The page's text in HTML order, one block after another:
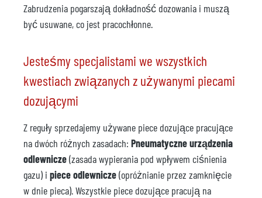
Zabrudzenia pogarszają dokładność dozowania i muszą
być usuwane, co jest pracochłonne.
Jesteśmy specjalistami we wszystkich
kwestiach związanych z używanymi piecami
dozującymi
Z reguły sprzedajemy używane piece dozujące pracujące
na dwóch różnych zasadach: Pneumatyczne urządzenia
odlewnicze(zasada wypierania pod wpływem ciśnienia
gazu) i piece odlewnicze(opróżnianie przez zamknięcie
w dnie pieca). Wszystkie piece dozujące pracują na